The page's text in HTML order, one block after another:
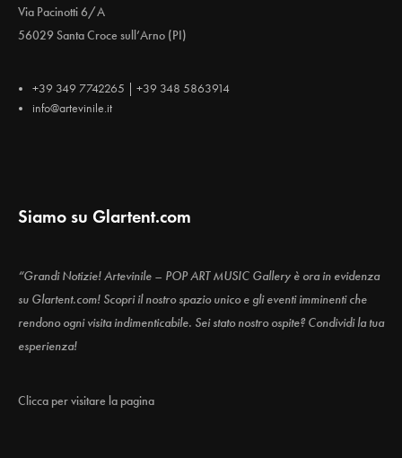
Via Pacinotti 6/A
56029 Santa Croce sull’Arno (PI)
+39 349 7742265 | +39 348 5863914
info@artevinile.it
Siamo su Glartent.com
“Grandi Notizie! Artevinile – POP ART MUSIC Gallery è ora in evidenza
su Glartent.com! Scopri il nostro spazio unico e gli eventi imminenti che
rendono ogni visita indimenticabile. Sei stato nostro ospite? Condividi la tua
esperienza!
Clicca per visitare la pagina